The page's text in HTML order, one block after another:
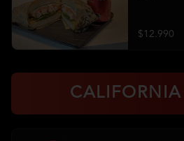
$12.990
CALIFORNIA